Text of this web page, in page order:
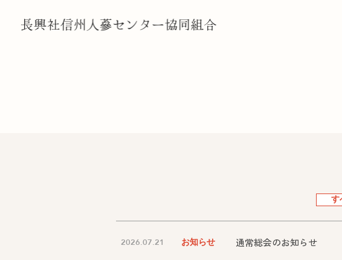
す
2026.07.21 お知らせ 通常総会のお知らせ